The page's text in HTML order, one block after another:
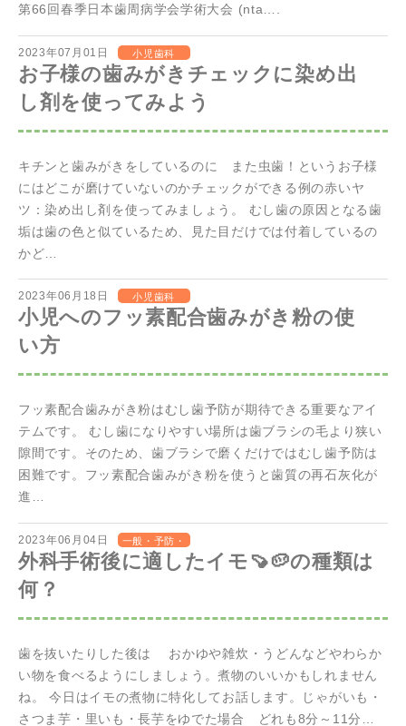
第66回春季日本歯周病学会学術大会 (nta….
2023年07月01日 小児歯科
お子様の歯みがきチェックに染め出
し剤を使ってみよう
キチンと歯みがきをしているのに また虫歯！というお子様
にはどこが磨けていないのかチェックができる例の赤いヤ
ツ：染め出し剤を使ってみましょう。 むし歯の原因となる歯
垢は歯の色と似ているため、見た目だけでは付着しているの
かど…
2023年06月18日 小児歯科
小児へのフッ素配合歯みがき粉の使
い方
フッ素配合歯みがき粉はむし歯予防が期待できる重要なアイ
テムです。 むし歯になりやすい場所は歯ブラシの毛より狭い
隙間です。そのため、歯ブラシで磨くだけではむし歯予防は
困難です。フッ素配合歯みがき粉を使うと歯質の再石灰化が
進…
2023年06月04日
一般・予防・
歯周
外科手術後に適したイモ🍠🥔の種類は
何？
歯を抜いたりした後は おかゆや雑炊・うどんなどやわらか
い物を食べるようにしましょう。煮物のいいかもしれません
ね。 今日はイモの煮物に特化してお話します。じゃがいも・
さつま芋・里いも・長芋をゆでた場合 どれも8分～11分…